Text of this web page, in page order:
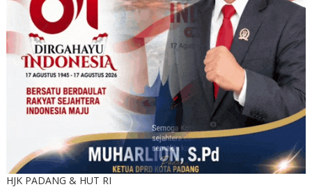
HJK PADANG & HUT RI